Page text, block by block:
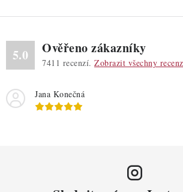
5.0 Ověřeno zákazníky
7411 recenzí. Zobrazit všechny
Jana Konečná